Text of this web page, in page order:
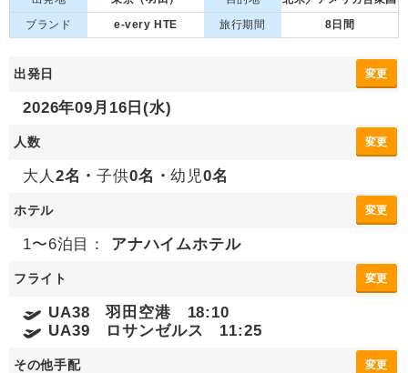
ブランド
e-very HTE 旅行期間 8日間
出発日 変更
2026年09月16日(水)
人数 変更
大人 2名・子供0名・幼児0名
ホテル 変更
1〜6泊目： アナハイムホテル
フライト 変更
UA38 羽田空港 18:10
UA39 ロサンゼルス 11:25
その他手配 変更